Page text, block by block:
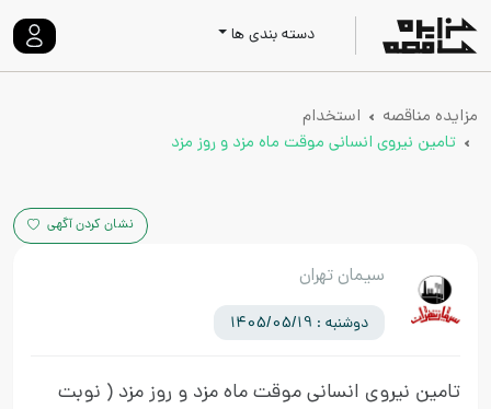
دسته بندی ها
مزایده مناقصه
استخدام
تامین نیروی انسانی موقت ماه مزد و روز مزد
نشان کردن آگهی
سیمان تهران
دوشنبه : 1405/05/19
تامین نیروی انسانی موقت ماه مزد و روز مزد ( نوبت